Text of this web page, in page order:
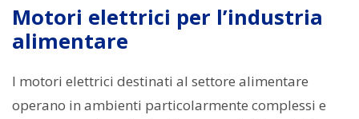
Motori elettrici per l’industria
alimentare
I motori elettrici destinati al settore alimentare
operano in ambienti particolarmente complessi e